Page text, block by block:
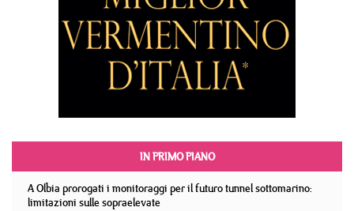
IN PRIMO PIANO
A Olbia prorogati i monitoraggi per il futuro tunnel sottomarino:
limitazioni sulle sopraelevate